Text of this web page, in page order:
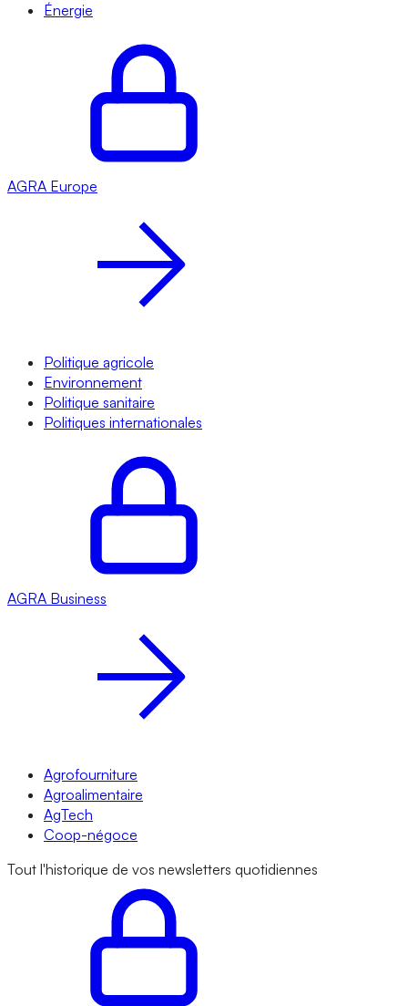
Énergie
AGRA Europe
Politique agricole
Environnement
Politique sanitaire
Politiques internationales
AGRA Business
Agrofourniture
Agroalimentaire
AgTech
Coop-négoce
Tout l'historique de vos newsletters quotidiennes